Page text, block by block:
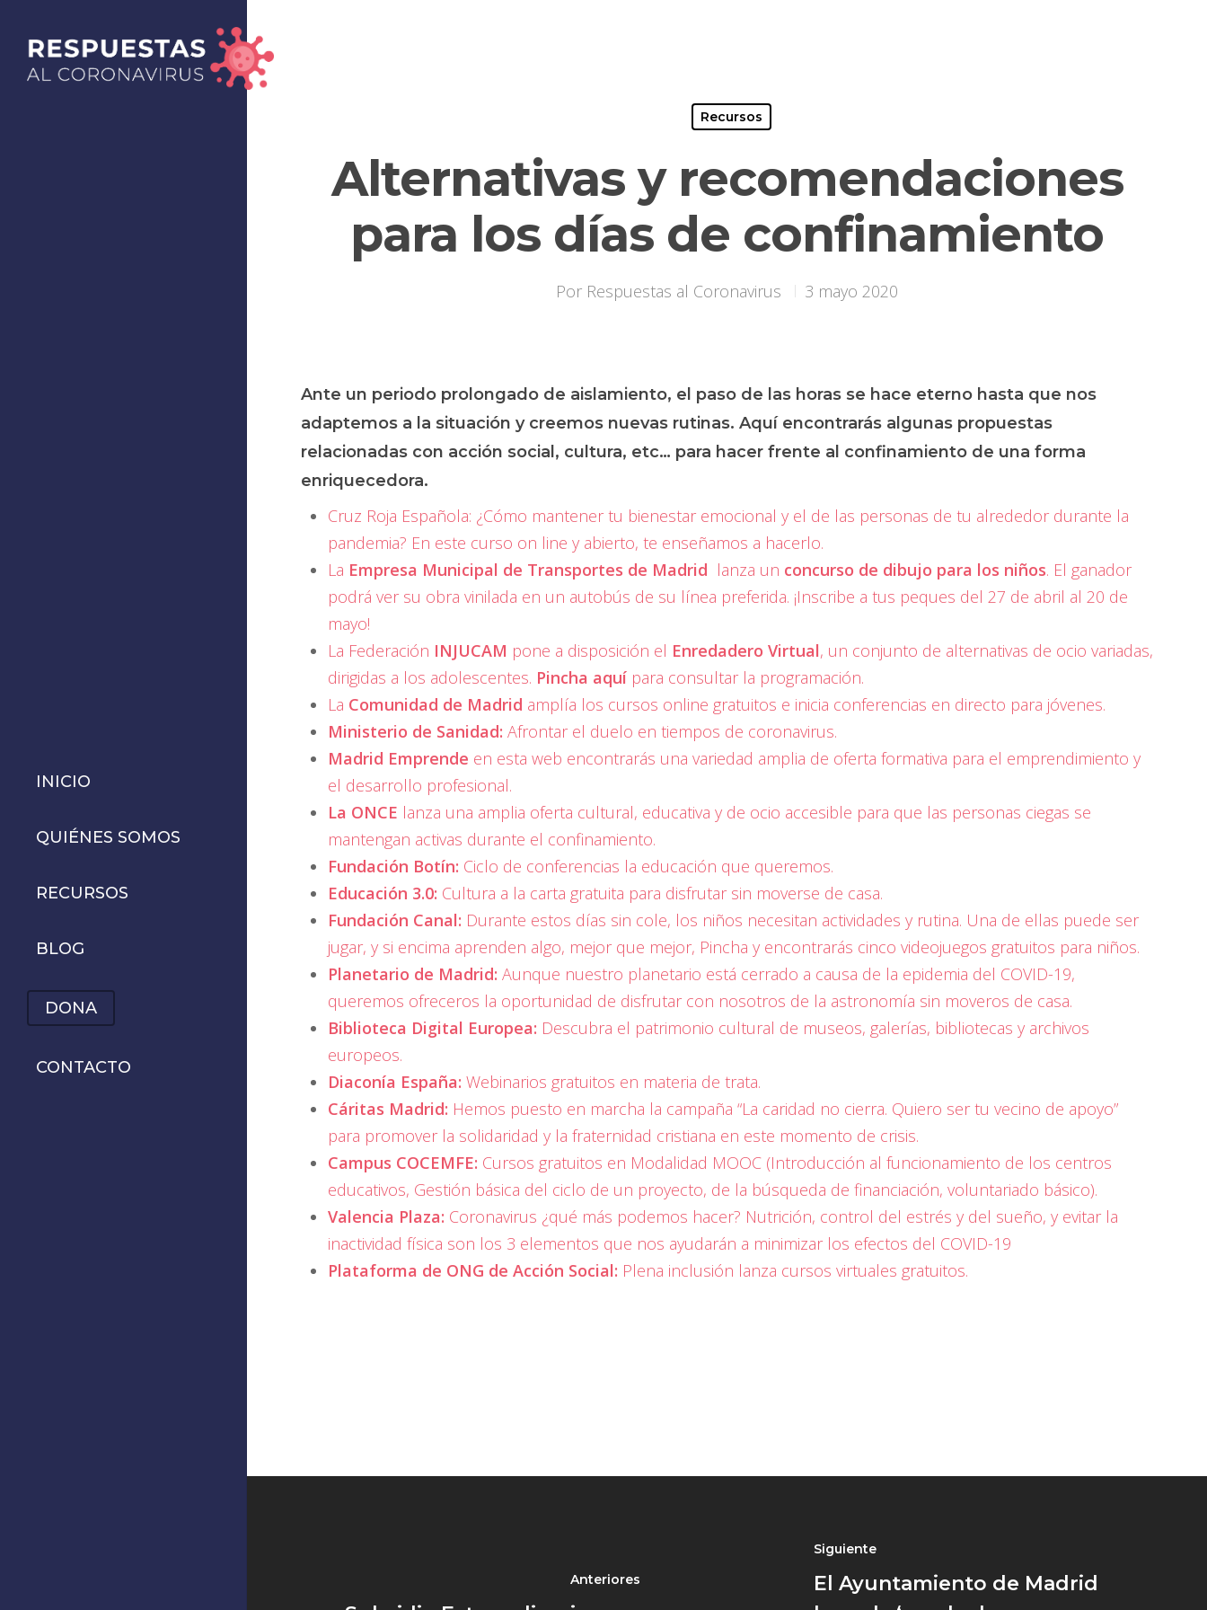
INICIO
QUIÉNES SOMOS
RECURSOS
BLOG
DONA
CONTACTO
Recursos
Alternativas y recomendaciones
para los días de confinamiento
Por Respuestas al Coronavirus 3 mayo 2020
Ante un periodo prolongado de aislamiento, el paso de las horas se hace eterno hasta que nos
adaptemos a la situación y creemos nuevas rutinas. Aquí encontrarás algunas propuestas
relacionadas con acción social, cultura, etc… para hacer frente al confinamiento de una forma
enriquecedora.
Cruz Roja Española: ¿Cómo mantener tu bienestar emocional y el de las personas de tu alrededor durante la
pandemia? En este curso on line y abierto, te enseñamos a hacerlo.
La Empresa Municipal de Transportes de Madrid lanza un concurso de dibujo para los niños. El ganador
podrá ver su obra vinilada en un autobús de su línea preferida. ¡Inscribe a tus peques del 27 de abril al 20 de
mayo!
La Federación INJUCAM pone a disposición el Enredadero Virtual, un conjunto de alternativas de ocio variadas,
dirigidas a los adolescentes. Pincha aquí para consultar la programación.
La Comunidad de Madrid amplía los cursos online gratuitos e inicia conferencias en directo para jóvenes.
Ministerio de Sanidad: Afrontar el duelo en tiempos de coronavirus.
Madrid Emprende en esta web encontrarás una variedad amplia de oferta formativa para el emprendimiento y
el desarrollo profesional.
La ONCE lanza una amplia oferta cultural, educativa y de ocio accesible para que las personas ciegas se
mantengan activas durante el confinamiento.
Fundación Botín: Ciclo de conferencias la educación que queremos.
Educación 3.0: Cultura a la carta gratuita para disfrutar sin moverse de casa.
Fundación Canal: Durante estos días sin cole, los niños necesitan actividades y rutina. Una de ellas puede ser
jugar, y si encima aprenden algo, mejor que mejor, Pincha y encontrarás cinco videojuegos gratuitos para niños.
Planetario de Madrid: Aunque nuestro planetario está cerrado a causa de la epidemia del COVID-19,
queremos ofreceros la oportunidad de disfrutar con nosotros de la astronomía sin moveros de casa.
Biblioteca Digital Europea: Descubra el patrimonio cultural de museos, galerías, bibliotecas y archivos
europeos.
Diaconía España: Webinarios gratuitos en materia de trata.
Cáritas Madrid: Hemos puesto en marcha la campaña “La caridad no cierra. Quiero ser tu vecino de apoyo”
para promover la solidaridad y la fraternidad cristiana en este momento de crisis.
Campus COCEMFE: Cursos gratuitos en Modalidad MOOC (Introducción al funcionamiento de los centros
educativos, Gestión básica del ciclo de un proyecto, de la búsqueda de financiación, voluntariado básico).
Valencia Plaza: Coronavirus ¿qué más podemos hacer? Nutrición, control del estrés y del sueño, y evitar la
inactividad física son los 3 elementos que nos ayudarán a minimizar los efectos del COVID-19
Plataforma de ONG de Acción Social: Plena inclusión lanza cursos virtuales gratuitos.
Anteriores
Siguiente
El Ayuntamiento de Madrid